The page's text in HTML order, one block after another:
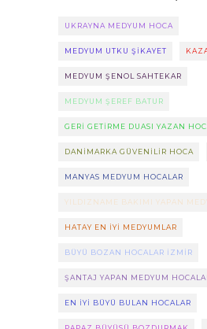
UKRAYNA MEDYUM HOCA
MEDYUM UTKU ŞIKAYET
MEDYUM ŞENOL SAHTEKAR
MEDYUM ŞEREF BATUR
GERI GETIRME DUASI YAZAN
DANIMARKA GÜVENILIR HOCA
MANYAS MEDYUM HOCALAR
YILDIZNAME BAKIMI YAPAN
HATAY EN IYI MEDYUMLAR
BÜYÜ BOZAN HOCALAR IZMIR
ŞANTAJ YAPAN MEDYUM
EN IYI BÜYÜ BULAN HOCALAR